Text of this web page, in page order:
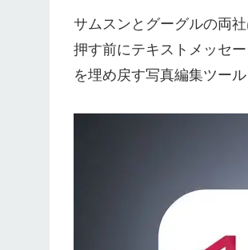
サムスンとグーグルの両
押す前にテキストメッセ
を埋め戻す写真編集ツー